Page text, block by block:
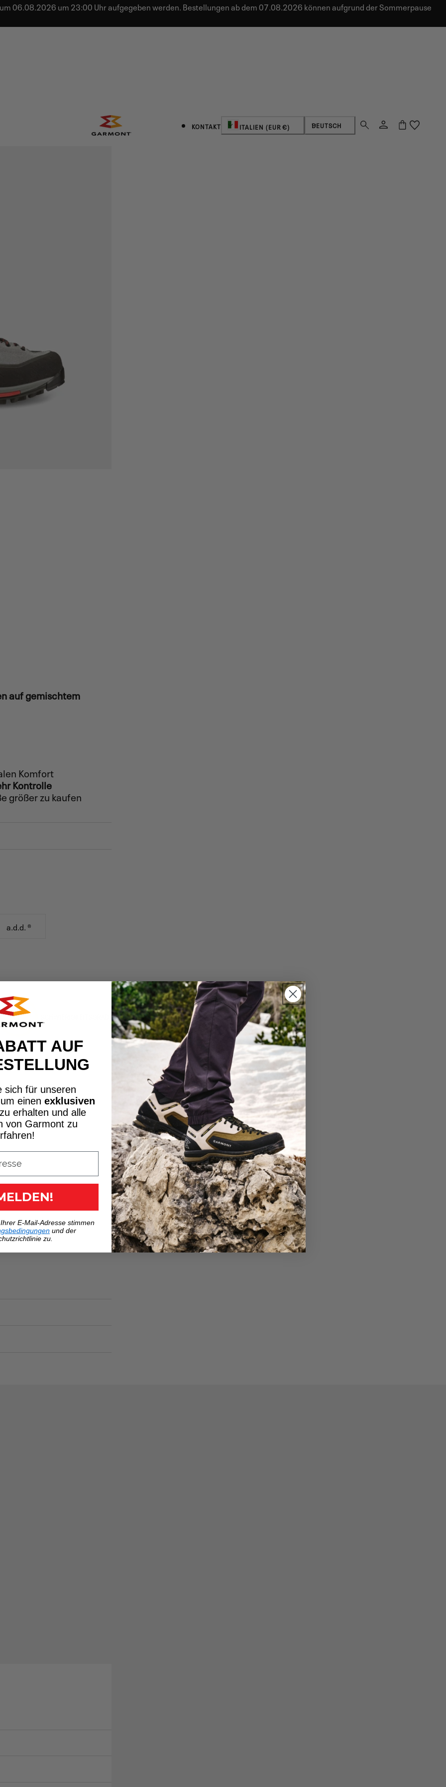
06.08.2026 um 23:00 Uhr aufgegeben werden. Bestellungen ab dem 07.08.2026 können aufgrund der Sommerpause
KONTAKTLand/Region
ITALIEN (EUR €) Sprache
DEUTSCH EinloggenWarenkorb
auf gemischtem
Komfort
Kontrolle
größer zu kaufen
a.d.d. ®
EE
5/6
AUF
sich für unseren
einen exklusiven
zu erhalten und alle
von Garmont zu
E-Mail-Adresse stimmen
und der
zu.